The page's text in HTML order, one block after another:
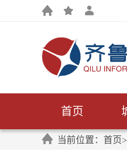
首页
当前位置：首页>